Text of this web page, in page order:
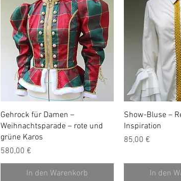
Schnellansicht
Gehrock für Damen –
Weihnachtsparade – rote und
grüne Karos
Preis
580,00 €
In den Warenkorb
Show-Bluse –
Inspiration
Preis
85,00 €
In den